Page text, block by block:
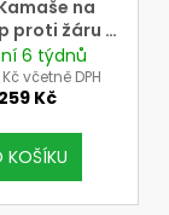
proti žáru a
taveninou
6 týdnů
včetně DPH
Kč
KOŠÍKU